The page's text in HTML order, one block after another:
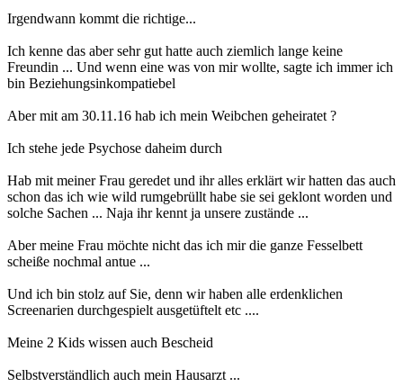
Irgendwann kommt die richtige...
Ich kenne das aber sehr gut hatte auch ziemlich lange keine
Freundin ... Und wenn eine was von mir wollte, sagte ich immer ich
bin Beziehungsinkompatiebel
Aber mit am 30.11.16 hab ich mein Weibchen geheiratet ?
Ich stehe jede Psychose daheim durch
Hab mit meiner Frau geredet und ihr alles erklärt wir hatten das auch
schon das ich wie wild rumgebrüllt habe sie sei geklont worden und
solche Sachen ... Naja ihr kennt ja unsere zustände ...
Aber meine Frau möchte nicht das ich mir die ganze Fesselbett
scheiße nochmal antue ...
Und ich bin stolz auf Sie, denn wir haben alle erdenklichen
Screenarien durchgespielt ausgetüftelt etc ....
Meine 2 Kids wissen auch Bescheid
Selbstverständlich auch mein Hausarzt ...